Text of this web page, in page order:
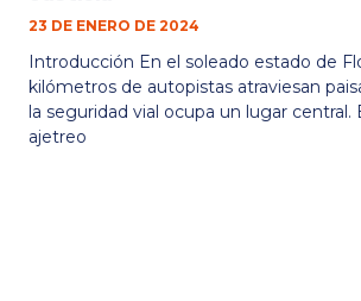
23 DE ENERO DE 2024
Introducción En el soleado estado de
kilómetros de autopistas atraviesan
la seguridad vial ocupa un lugar central.
ajetreo